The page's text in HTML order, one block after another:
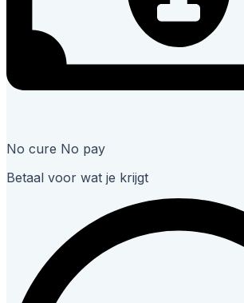
No cure No pay
Betaal voor wat je krijgt